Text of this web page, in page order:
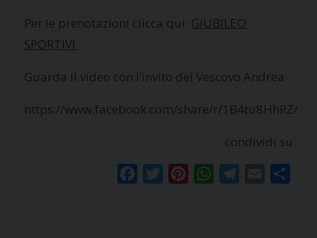
Per le prenotazioni clicca qui: GIUBILEO
SPORTIVI
Guarda il video con l’invito del Vescovo Andrea
https://www.facebook.com/share/r/1B4tu8HhRZ/
condividi su
FacebookTwitterPinterestWhatsAppTelegram
Email